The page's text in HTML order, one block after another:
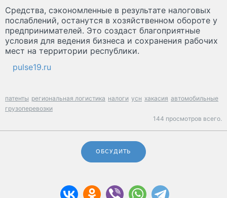
Средства, сэкономленные в результате налоговых
послаблений, останутся в хозяйственном обороте у
предпринимателей. Это создаст благоприятные
условия для ведения бизнеса и сохранения рабочих
мест на территории республики.
pulse19.ru
патенты региональная логистика налоги усн хакасия автомобильные
грузоперевозки
144 просмотров всего.
ОБСУДИТЬ